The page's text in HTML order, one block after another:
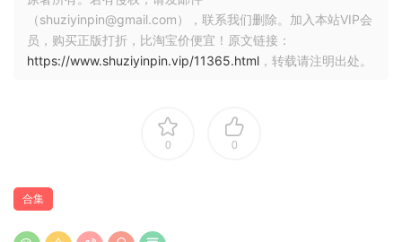
（shuziyinpin@gmail.com），联系我们删除。加入本站VIP会
员，购买正版打折，比淘宝价便宜！原文链接：
https://www.shuziyinpin.vip/11365.html ，转载请注明出处。
0 0
合集